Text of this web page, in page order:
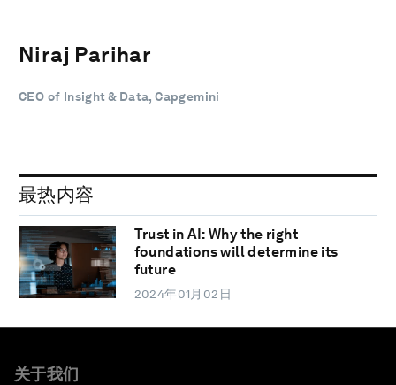
Niraj Parihar
CEO of Insight & Data, Capgemini
最热内容
Trust in AI: Why the right
foundations will determine its
future
2024年01月02日
关于我们